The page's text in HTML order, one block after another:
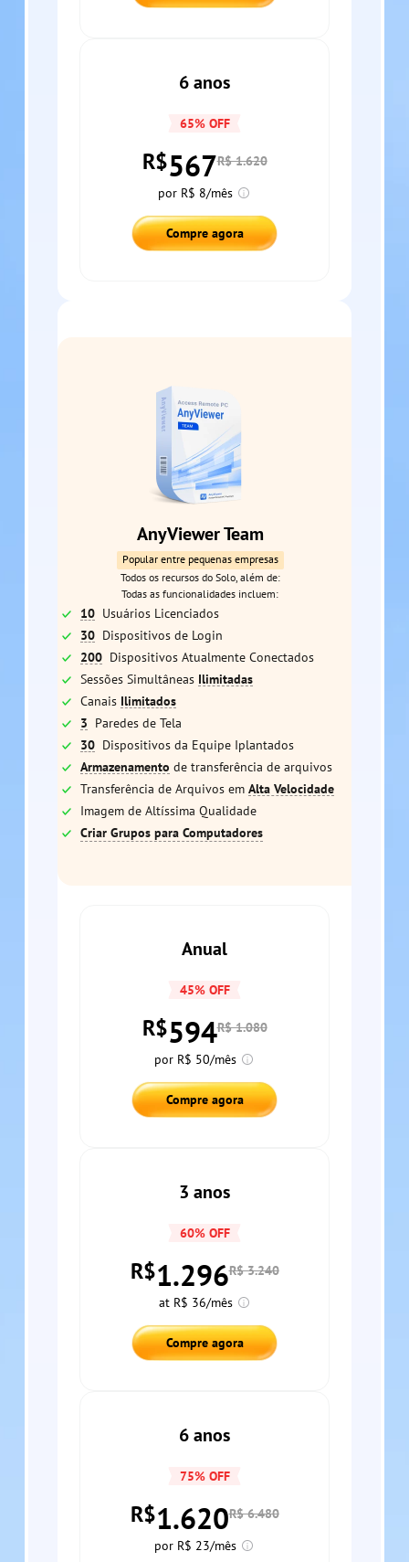
6 anos
65% OFF
R$567R$ 1.620
por R$ 8/mês
Compre agora
AnyViewer Team
Popular entre pequenas empresas
Todos os recursos do Solo, além de:
Todas as funcionalidades incluem:
10 Usuários Licenciados
30 Dispositivos de Login
200 Dispositivos Atualmente Conectados
Sessões Simultâneas Ilimitadas
Canais Ilimitados
3 Paredes de Tela
30 Dispositivos da Equipe Iplantados
Armazenamento de transferência de arquivos
Transferência de Arquivos em Alta Velocidade
Imagem de Altíssima Qualidade
Criar Grupos para Computadores
Anual
45% OFF
R$594R$ 1.080
por R$ 50/mês
Compre agora
3 anos
60% OFF
R$1.296R$ 3.240
at R$ 36/mês
Compre agora
6 anos
75% OFF
R$1.620R$ 6.480
por R$ 23/mês